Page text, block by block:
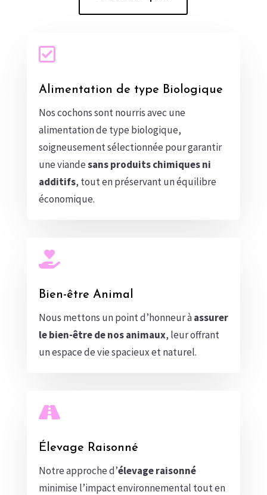

Alimentation de type Biologique
Nos cochons sont nourris avec une
alimentation de type biologique,
soigneusement sélectionnée pour garantir
une viandesans produits chimiques ni
additifs, tout en préservant un équilibre
économique.

Bien-être Animal
Nous mettons un point d’honneur àassurer
le bien-être de nos animaux, leur offrant
un espace de vie spacieux et naturel.

Élevage Raisonné
Notre approche d’élevage raisonné
minimise l’impact environnemental tout en